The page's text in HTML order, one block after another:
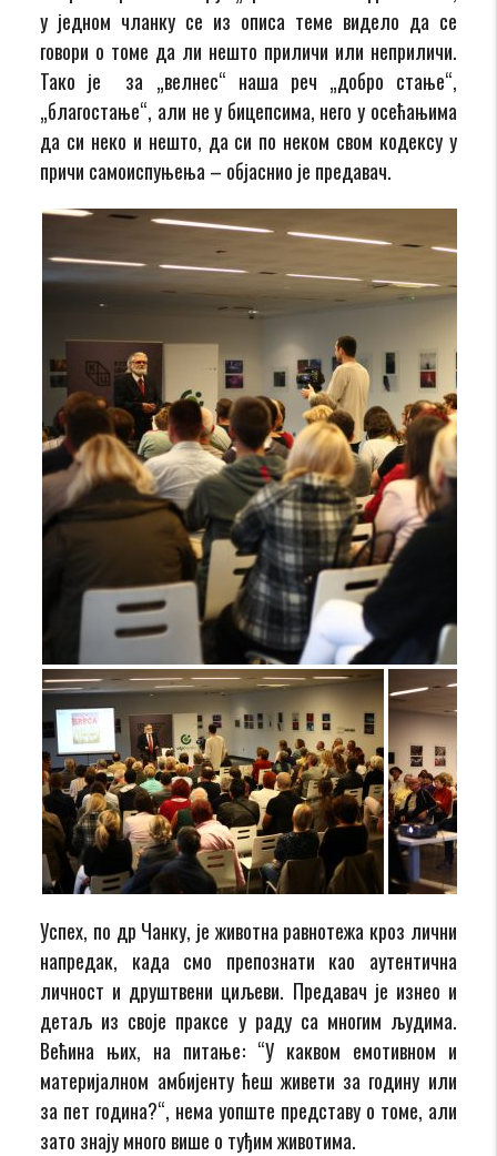
у једном чланку се из описа теме видело да се
говори о томе да ли нешто приличи или неприличи.
Тако је за „велнес“ наша реч „добро стање“,
„благостање“, али не у бицепсима, него у осећањима
да си неко и нешто, да си по неком свом кодексу у
причи самоиспуњења – објаснио је предавач.
Успех, по др Чанку, је животна равнотежа кроз лични
напредак, када смо препознати као аутентична
личност и друштвени циљеви. Предавач је изнео и
детаљ из своје праксе у раду са многим људима.
Већина њих, на питање: “У каквом емотивном и
материјалном амбијенту ћеш живети за годину или
за пет година?“, нема уопште представу о томе, али
зато знају много више о туђим животима.